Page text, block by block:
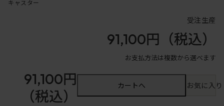
キャスター
受注生産
91,100円 （税込）
お支払方法は複数から選べます
91,100円
（税込）
カートへ お気に入